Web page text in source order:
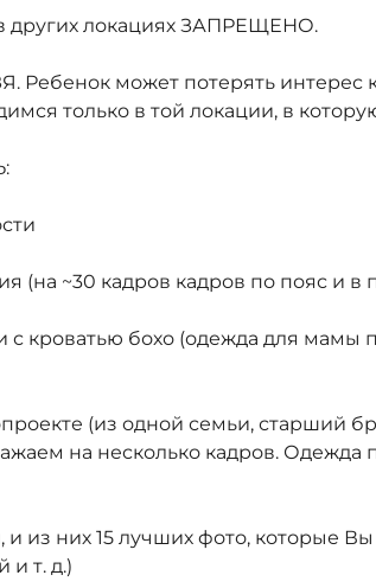
других локациях ЗАПРЕЩЕНО.
может потерять интерес к
только в той локации, в
(на ~30 кадров кадров по пояс и
бохо (одежда для мамы
(из одной семьи, старший
на несколько кадров.
и из них 15 лучших фото, которые
и т. д.)